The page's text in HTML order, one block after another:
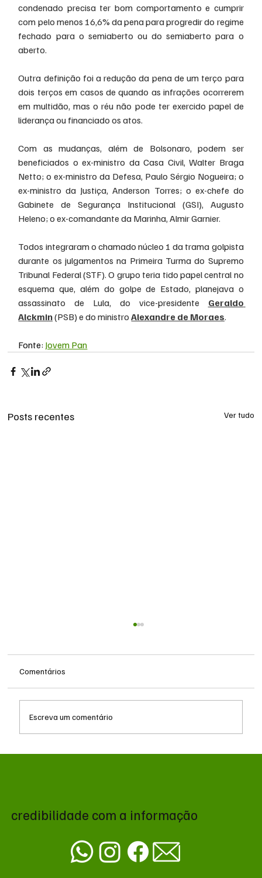
condenado precisa ter bom comportamento e cumprir
com pelo menos 16,6% da pena para progredir do regime
fechado para o semiaberto ou do semiaberto para o
aberto.
Outra definição foi a redução da pena de um terço para
dois terços em casos de quando as infrações ocorrerem
em multidão, mas o réu não pode ter exercido papel de
liderança ou financiado os atos.
Com as mudanças, além de Bolsonaro, podem ser
beneficiados o ex-ministro da Casa Civil, Walter Braga
Netto; o ex-ministro da Defesa, Paulo Sérgio Nogueira; o
ex-ministro da Justiça, Anderson Torres; o ex-chefe do
Gabinete de Segurança Institucional (GSI), Augusto
Heleno; o ex-comandante da Marinha, Almir Garnier.
Todos integraram o chamado núcleo 1 da trama golpista
durante os julgamentos na Primeira Turma do Supremo
Tribunal Federal (STF). O grupo teria tido papel central no
esquema que, além do golpe de Estado, planejava o
assassinato de Lula, do vice-presidente Geraldo
Alckmin (PSB) e do ministro Alexandre de Moraes.
Fonte: Jovem Pan
Posts recentes Ver tudo
Comentários
Escreva um comentário
credibilidade com a informação